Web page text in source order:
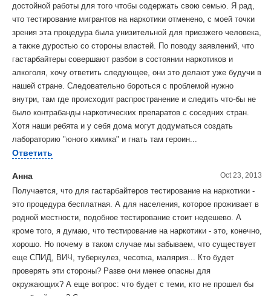
достойной работы для того чтобы содержать свою семью. Я рад,
что тестирование мигрантов на наркотики отменено, с моей точки
зрения эта процедура была унизительной для приезжего человека,
а также дуростью со стороны властей. По поводу заявлений, что
гастарбайтеры совершают разбои в состоянии наркотиков и
алкоголя, хочу ответить следующее, они это делают уже будучи в
нашей стране. Следовательно бороться с проблемой нужно
внутри, там где происходит распространение и следить что-бы не
было контрабанды наркотических препаратов с соседних стран.
Хотя наши ребята и у себя дома могут додуматься создать
лабораторию "юного химика" и гнать там героин...
Ответить
Aнна Oct 23, 2013
Получается, что для гастарбайтеров тестирование на наркотики -
это процедура бесплатная. А для населения, которое проживает в
родной местности, подобное тестирование стоит недешево. А
кроме того, я думаю, что тестирование на наркотики - это, конечно,
хорошо. Но почему в таком случае мы забываем, что существует
еще СПИД, ВИЧ, туберкулез, чесотка, малярия... Кто будет
проверять эти стороны? Разве они менее опасны для
окружающих? А еще вопрос: что будет с теми, кто не прошел бы